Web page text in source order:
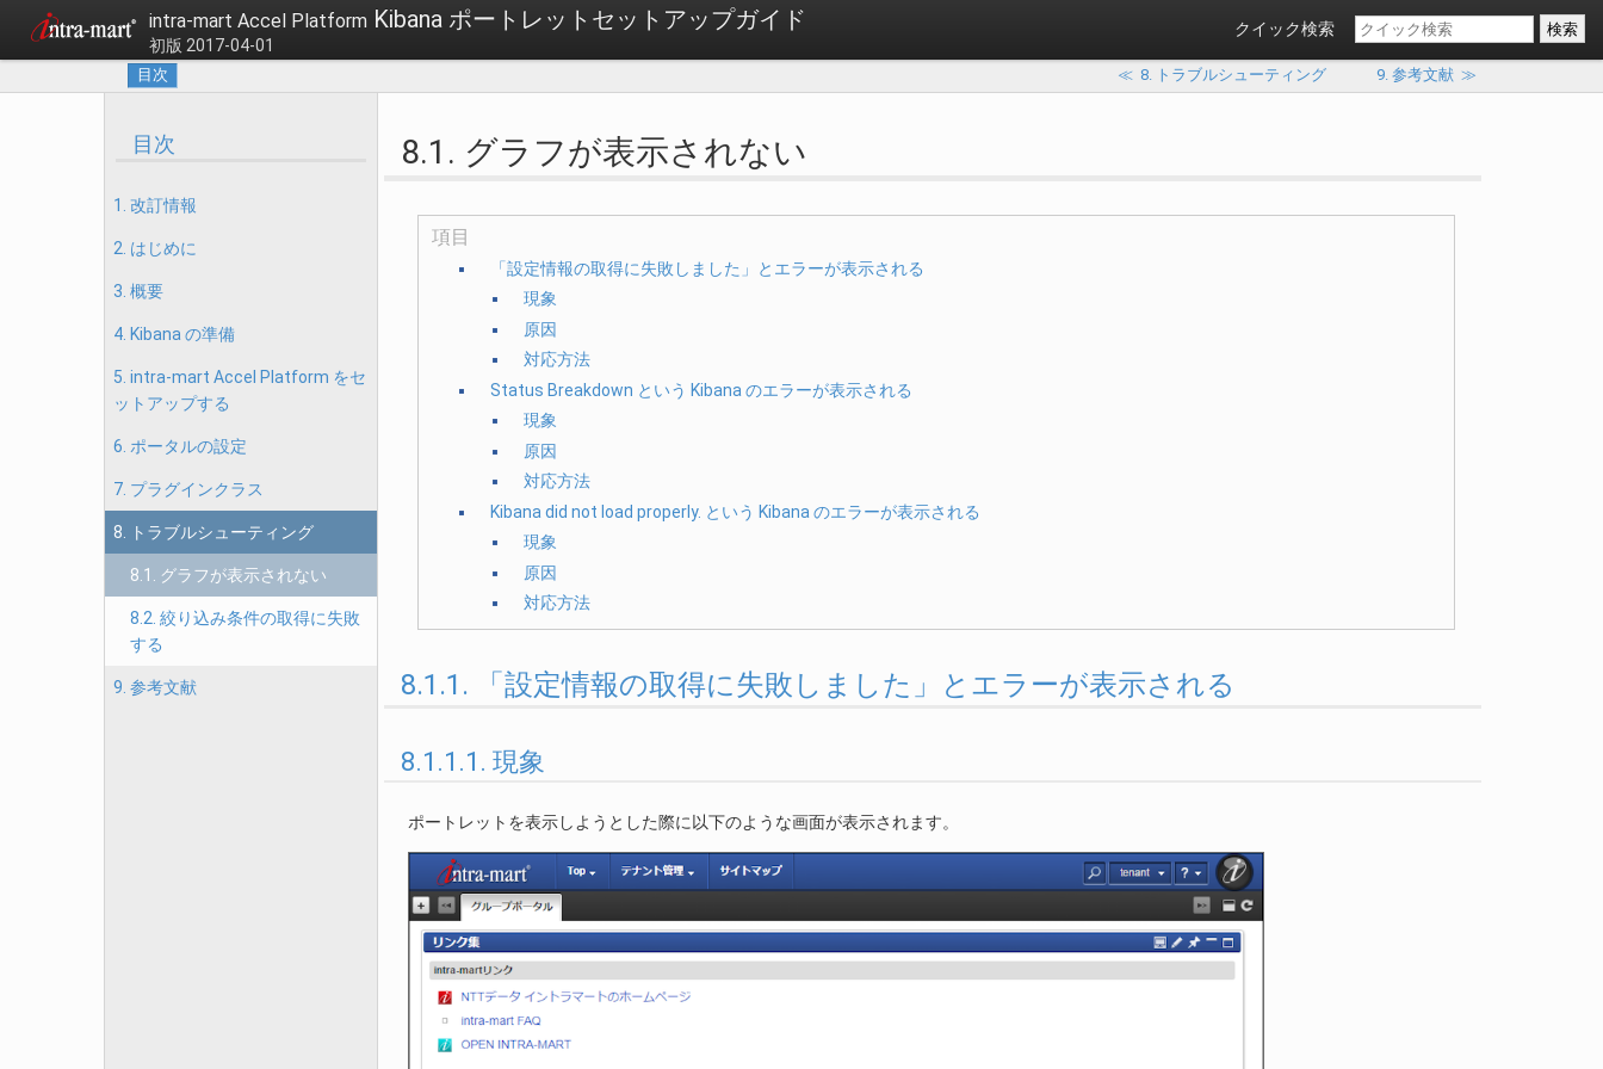
intra-mart Accel Platform Kibana ポートレットセットアップガイド
初版 2017-04-01
クイック検索
目次 ≪ 8. トラブルシューティング 9. 参考文献≫
目次
1. 改訂情報
2. はじめに
3. 概要
4. Kibana の準備
5. intra-mart Accel Platform をセ
ットアップする
6. ポータルの設定
7. プラグインクラス
8. トラブルシューティング
8.1. グラフが表示されない
8.2. 絞り込み条件の取得に失敗
する
9. 参考文献
8.1. グラフが表示されない
項目
「設定情報の取得に失敗しました」とエラーが表示される
現象
原因
対応方法
Status Breakdown という Kibana のエラーが表示される
現象
原因
対応方法
Kibana did not load properly. という Kibana のエラーが表示される
現象
原因
対応方法
8.1.1. 「設定情報の取得に失敗しました」とエラーが表示される
8.1.1.1. 現象
ポートレットを表示しようとした際に以下のような画面が表示されます。